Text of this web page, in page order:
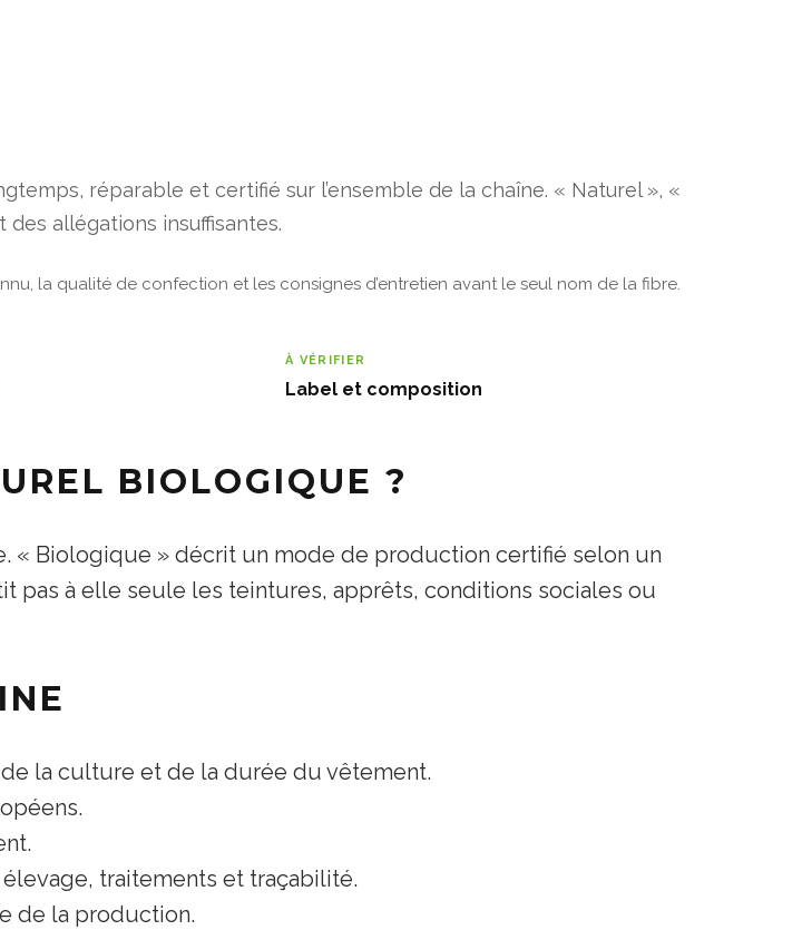
réparable et certifié sur l’ensemble de la chaîne. « Naturel », «
allégations insuffisantes.
la qualité de confection et les consignes d’entretien avant le seul nom de la fibre.
À VÉRIFIER
Label et composition
BIOLOGIQUE ?
« Biologique » décrit un mode de production certifié selon un
pas à elle seule les teintures, apprêts, conditions sociales ou
la culture et de la durée du vêtement.
traitements et traçabilité.
de la production.